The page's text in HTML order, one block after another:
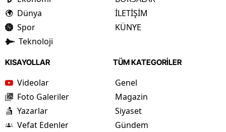
Dünya
Spor
Teknoloji
İLETİŞİM
KÜNYE
KISAYOLLAR
Videolar
Foto Galeriler
Yazarlar
Vefat Edenler
TÜM KATEGORİLER
Genel
Magazin
Siyaset
Gündem